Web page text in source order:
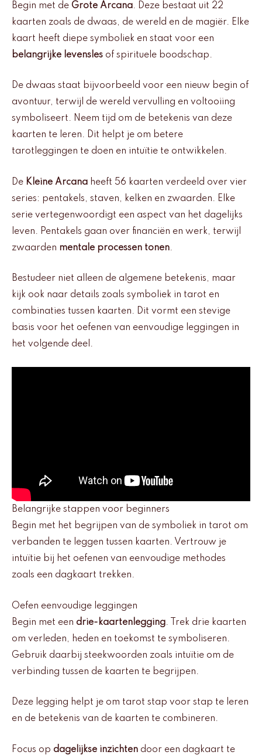
Begin met de Grote Arcana. Deze bestaat uit 22
kaarten zoals de dwaas, de wereld en de magiër. Elke
kaart heeft diepe symboliek en staat voor een
belangrijke levensles of spirituele boodschap.
De dwaas staat bijvoorbeeld voor een nieuw begin of
avontuur, terwijl de wereld vervulling en voltooiing
symboliseert. Neem tijd om de betekenis van deze
kaarten te leren. Dit helpt je om betere
tarotleggingen te doen en intuïtie te ontwikkelen.
De Kleine Arcana heeft 56 kaarten verdeeld over vier
series: pentakels, staven, kelken en zwaarden. Elke
serie vertegenwoordigt een aspect van het dagelijks
leven. Pentakels gaan over financiën en werk, terwijl
zwaarden mentale processen tonen.
Bestudeer niet alleen de algemene betekenis, maar
kijk ook naar details zoals symboliek in tarot en
combinaties tussen kaarten. Dit vormt een stevige
basis voor het oefenen van eenvoudige leggingen in
het volgende deel.
Belangrijke stappen voor beginners
Begin met het begrijpen van de symboliek in tarot om
verbanden te leggen tussen kaarten. Vertrouw je
intuïtie bij het oefenen van eenvoudige methodes
zoals een dagkaart trekken.
Oefen eenvoudige leggingen
Begin met een drie-kaartenlegging. Trek drie kaarten
om verleden, heden en toekomst te symboliseren.
Gebruik daarbij steekwoorden zoals intuïtie om de
verbinding tussen de kaarten te begrijpen.
Deze legging helpt je om tarot stap voor stap te leren
en de betekenis van de kaarten te combineren.
Focus op dagelijkse inzichten door een dagkaart te